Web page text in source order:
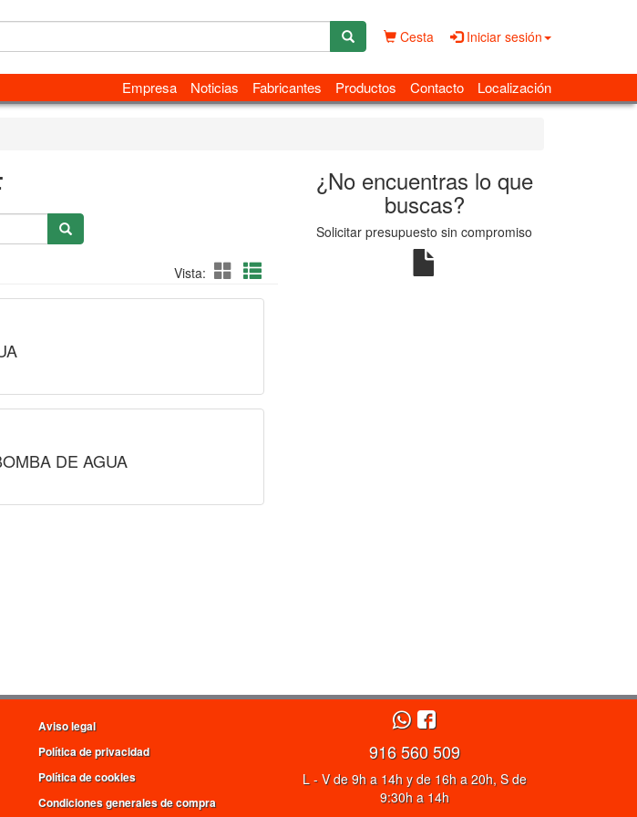
Cesta Iniciar sesión
Empresa Noticias Fabricantes Productos Contacto Localización
Vista:
DE AGUA
¿No encuentras lo que
buscas?
Solicitar presupuesto sin compromiso
Aviso legal
Política de privacidad
Política de cookies
Condiciones generales de compra
916 560 509
L - V de 9h a 14h y de 16h a 20h, S de
9:30h a 14h